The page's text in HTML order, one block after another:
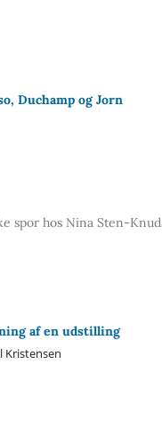
Duchamp og Jorn
spor hos Nina Sten-
af en udstilling
Kristensen